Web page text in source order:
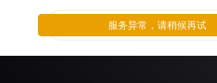
服务异常，请稍候再试